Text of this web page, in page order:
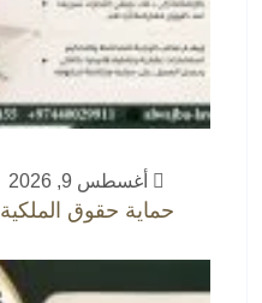
أغسطس 9, 2026
حماية حقوق الملكية